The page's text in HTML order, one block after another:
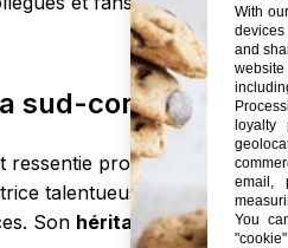
sud-coréen
ressentie profondément dans
talentueuse mais aussi
Son héritageartistique
With
and
loyalty
email,
You